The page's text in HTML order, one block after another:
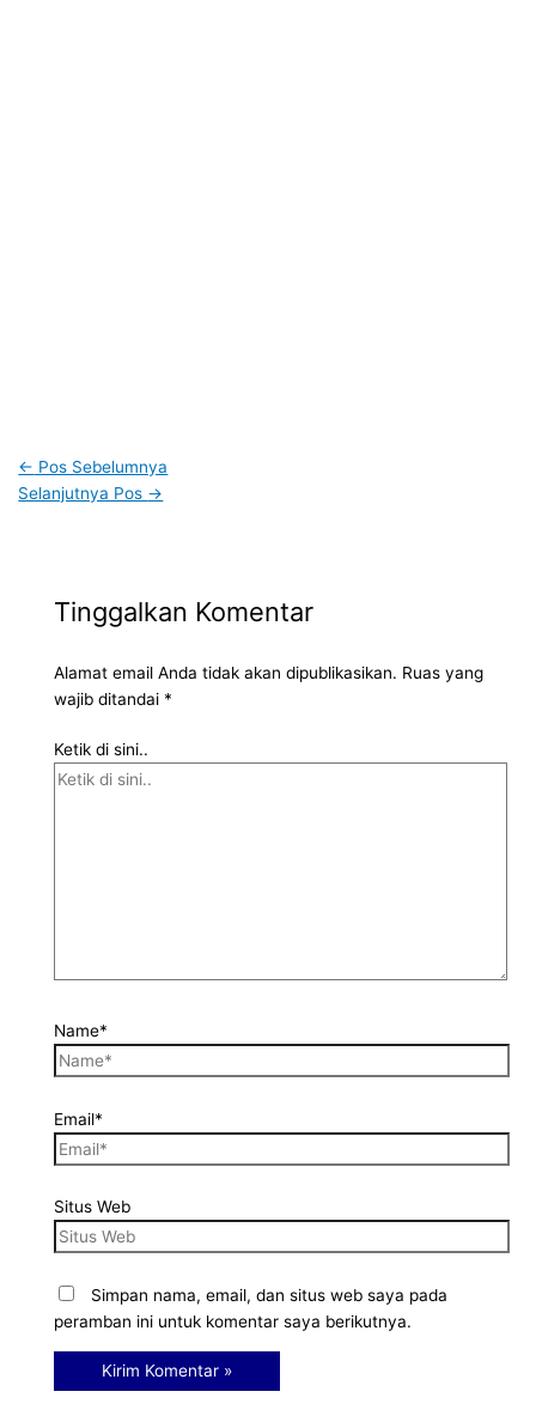
← Pos Sebelumnya
Selanjutnya Pos →
Tinggalkan Komentar
Alamat email Anda tidak akan dipublikasikan. Ruas yang
wajib ditandai *
Ketik di sini..
Name*
Email*
Situs Web
Simpan nama, email, dan situs web saya pada
peramban ini untuk komentar saya berikutnya.